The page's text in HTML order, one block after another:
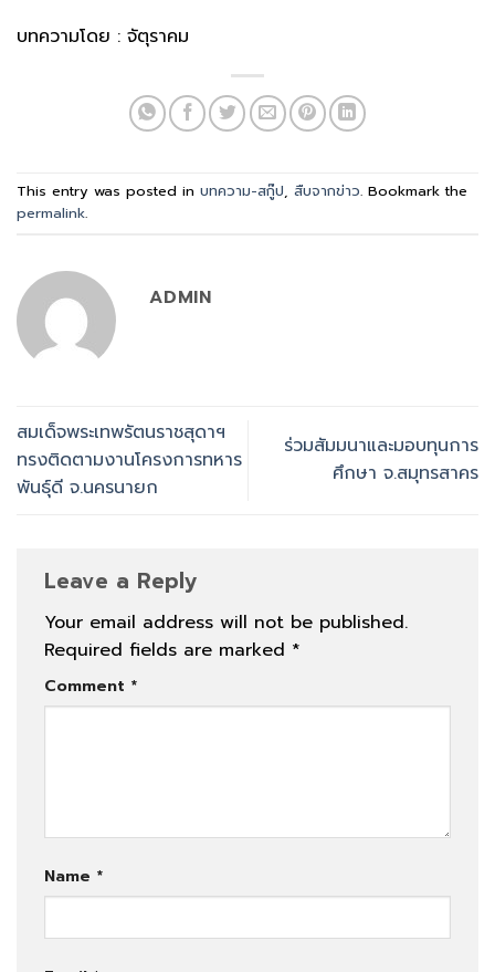
บทความโดย : จัตุราคม
This entry was posted in บทความ-สกู๊ป, สืบจากข่าว. Bookmark the
permalink.
ADMIN
สมเด็จพระเทพรัตนราชสุดาฯ
ทรงติดตามงานโครงการทหาร
พันธุ์ดี จ.นครนายก
ร่วมสัมมนาและมอบทุนการ
ศึกษา จ.สมุทรสาคร
Leave a Reply
Your email address will not be published.
Required fields are marked *
Comment *
Name *